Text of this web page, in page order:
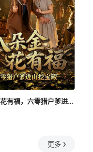
八朵金花有福，六零猎户爹进山挖宝藏
更多